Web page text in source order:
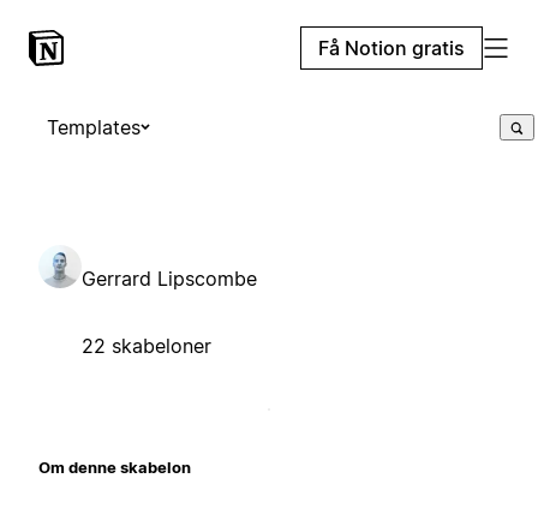
Få Notion gratis
Templates
Gerrard Lipscombe
22 skabeloner
Om denne skabelon